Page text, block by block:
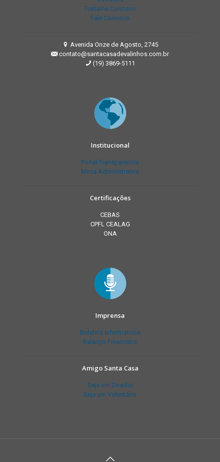
Trabalhe Conosco
Fale Conosco
Avenida Onze de Agosto, 2745
contato@santacasadevalinhos.com.br
(19) 3869-5111
Institucional
Portal Transparência
Mesa Administrativa
Certificações
CEBAS
CPFL CEALAG
ONA
Imprensa
Boletins Informativos
Balanço Financeiro
Amigo Santa Casa
Seja um Doador
Seja um Voluntário